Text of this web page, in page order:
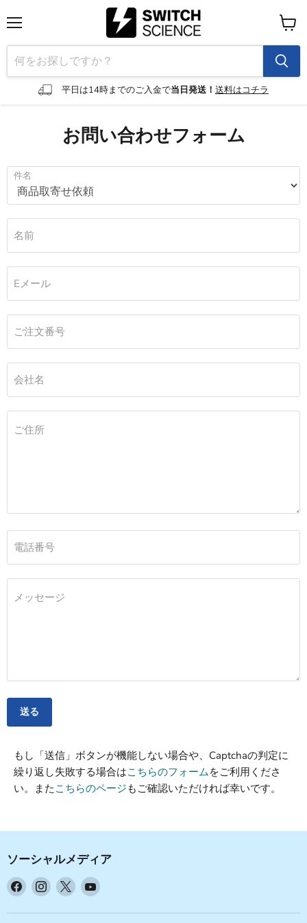
ニ
ュ
ー
平日は14時までのご入金で当日発送！ 送料はコチラ
カ
ー
ト
を
見
お問い合わせフォーム
件名
名前
Eメール
ご注文番号
会社名
ご住所
電話番号
メッセージ
送る
もし「送信」ボタンが機能しない場合や、Captchaの判定に
繰り返し失敗する場合はこちらのフォームをご利用くださ
い。またこちらのページ もご確認いただければ幸いです。
ソーシャルメディア
Facebook
見
Instagram
見
X
見
YouTube
見